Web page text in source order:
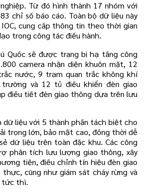
Từ đó hình thành 17 nhóm với
chỉ số báo cáo. Toàn bộ dữ liệu này
cung cấp thông tin theo thời gian
trong công tác điều hành.
Quốc sẽ được trang bị hạ tầng công
camera nhận diện khuôn mặt, 12
nước, 9 trạm quan trắc không khí
và 12 tủ điều khiển đèn giao
điều tiết đèn giao thông dựa trên lưu
dữ liệu với 5 thành phần tách biệt cho
trọng lớn, bảo mật cao, đồng thời dễ
dữ liệu trên toàn đặc khu. Các công
phân tích lưu lượng giao thông, xây
tiện, điều chỉnh tín hiệu đèn giao
cũng như giám sát cháy rừng và
tức thì.